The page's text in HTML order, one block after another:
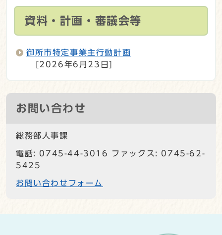
資料・計画・審議会等
御所市特定事業主行動計画
[2026年6月23日]
お問い合わせ
総務部人事課
電話: 0745-44-3016 ファックス: 0745-62-
5425
お問い合わせフォーム